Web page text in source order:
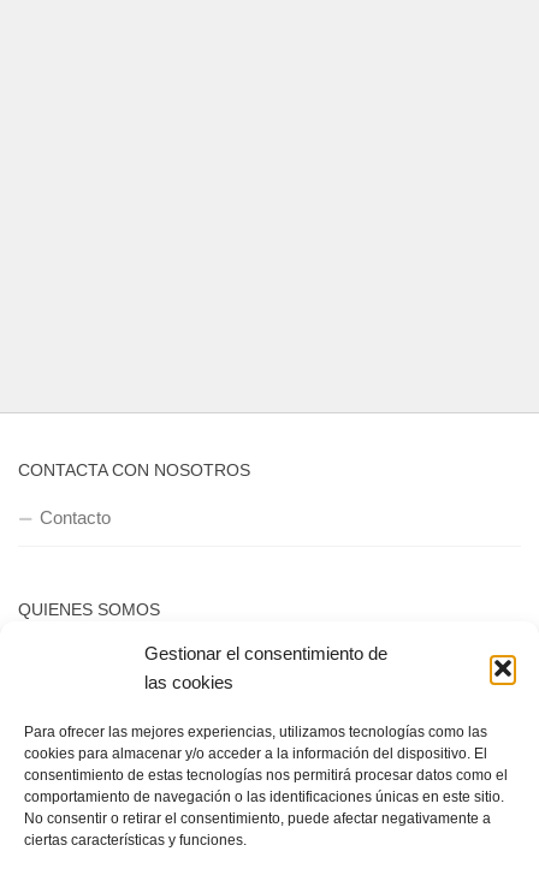
Gestionar el consentimiento de
las cookies
Para ofrecer las mejores experiencias, utilizamos tecnologías como las
cookies para almacenar y/o acceder a la información del dispositivo. El
consentimiento de estas tecnologías nos permitirá procesar datos como el
comportamiento de navegación o las identificaciones únicas en este sitio.
No consentir o retirar el consentimiento, puede afectar negativamente a
ciertas características y funciones.
CONTACTA CON NOSOTROS
Contacto
QUIENES SOMOS
Quienes somos
POLÍTICA DE PRIVACIDAD
Política de privacidad